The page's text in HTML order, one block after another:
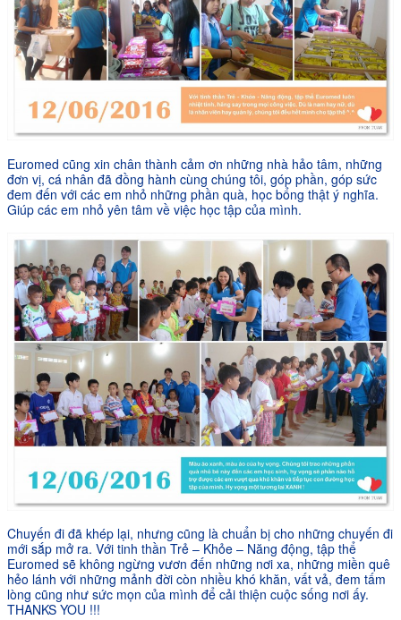
Euromed cũng xin chân thành cảm ơn những nhà hảo tâm, những
đơn vị, cá nhân đã đồng hành cùng chúng tôi, góp phần, góp sức
đem đến với các em nhỏ những phần quà, học bổng thật ý nghĩa.
Giúp các em nhỏ yên tâm về việc học tập của mình.
Chuyến đi đã khép lại, nhưng cũng là chuẩn bị cho những chuyến đi
mới sắp mở ra. Với tinh thần Trẻ – Khỏe – Năng động, tập thể
Euromed sẽ không ngừng vươn đến những nơi xa, những miền quê
hẻo lánh với những mảnh đời còn nhiều khó khăn, vất vả, đem tấm
lòng cũng như sức mọn của mình để cải thiện cuộc sống nơi ấy.
THANKS YOU !!!